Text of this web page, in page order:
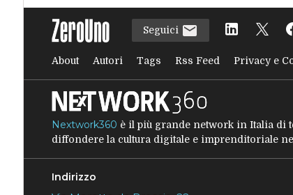
Seguici
About Autori Tags Rss Feed Privacy e
Nextwork360 è il più grande network in Italia di
diffondere la cultura digitale e imprenditoriale
Indirizzo